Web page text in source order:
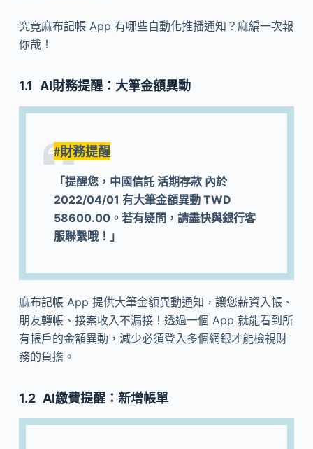
究竟麻布記帳 App 有哪些自動化推播通知？麻編一次報
你哉！
AI財務提醒：大筆金額異動
#財務提醒
「提醒您，中國信託 活期存款 內於
2022/04/01 有大筆金額異動 TWD
58600.00。若有疑問，請盡快與銀行客
服聯繫哦！」
麻布記帳 App 提供大筆金額異動通知，讓您薪資入帳、
朋友轉帳、接案收入不漏接！透過一個 App 就能看到所
有帳戶的金額異動，減少必須登入多個網銀才能檢視財
務的負擔。
AI繳費提醒：新增帳單